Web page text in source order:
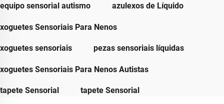
equipo sensorial autismo azulexos de Líquido
xoguetes Sensoriais Para Nenos
xoguetes sensoriais pezas sensoriais líquidas
xoguetes Sensoriais Para Nenos Autistas
tapete Sensorial tapete Sensorial